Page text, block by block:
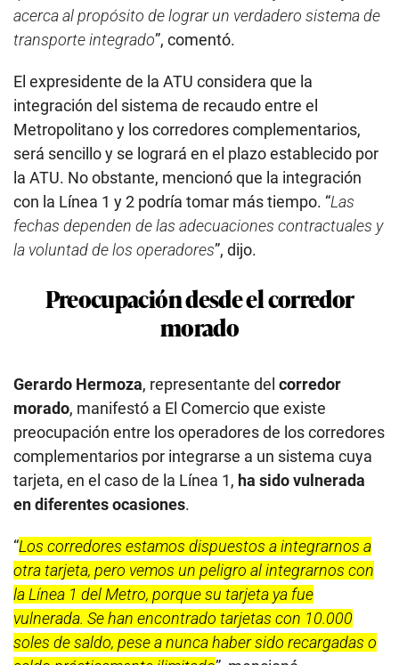
acerca al propósito de lograr un verdadero sistema de
transporte integrado”, comentó.
El expresidente de la ATU considera que la
integración del sistema de recaudo entre el
Metropolitano y los corredores complementarios,
será sencillo y se logrará en el plazo establecido por
la ATU. No obstante, mencionó que la integración
con la Línea 1 y 2 podría tomar más tiempo. “Las
fechas dependen de las adecuaciones contractuales y
la voluntad de los operadores”, dijo.
Preocupación desde el corredor
morado
Gerardo Hermoza, representante del corredor
morado, manifestó a El Comercio que existe
preocupación entre los operadores de los corredores
complementarios por integrarse a un sistema cuya
tarjeta, en el caso de la Línea 1, ha sido vulnerada
en diferentes ocasiones.
“Los corredores estamos dispuestos a integrarnos a
otra tarjeta, pero vemos un peligro al integrarnos con
la Línea 1 del Metro, porque su tarjeta ya fue
vulnerada. Se han encontrado tarjetas con 10.000
soles de saldo, pese a nunca haber sido recargadas o